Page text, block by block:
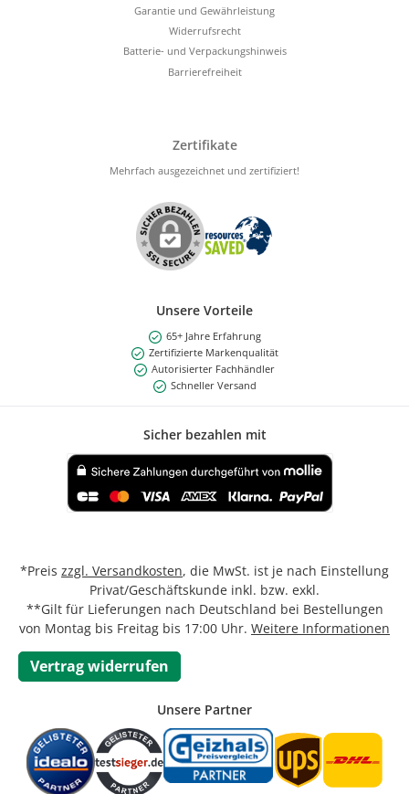
Garantie und Gewährleistung
Widerrufsrecht
Batterie- und Verpackungshinweis
Barrierefreiheit
Zertifikate
Mehrfach ausgezeichnet und zertifiziert!
Unsere Vorteile
65+ Jahre Erfahrung
Zertifizierte Markenqualität
Autorisierter Fachhändler
Schneller Versand
Sicher bezahlen mit
*Preis zzgl. Versandkosten, die MwSt. ist je nach Einstellung
Privat/Geschäftskunde inkl. bzw. exkl.
**Gilt für Lieferungen nach Deutschland bei Bestellungen
von Montag bis Freitag bis 17:00 Uhr. Weitere Informationen
Vertrag widerrufen
Unsere Partner